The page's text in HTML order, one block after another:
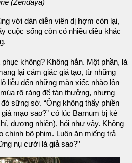
(Zendaya)
với dàn diễn viên dị hợm còn lại,
cuộc sống còn có nhiều điều khác
không? Không hẳn. Một phần, là
lại cảm giác giả tạo, từ những
liễu đến những màn xiếc nhào lộn
rõ ràng để tán thưởng, nhưng
sững sờ. “Ông không thấy phiền
mạo sao?” có lúc Barnum bị kẻ
đương nhiên), hỏi như vậy. Không
chính bộ phim. Luôn ăn miếng trả
nụ cười là giả sao?”